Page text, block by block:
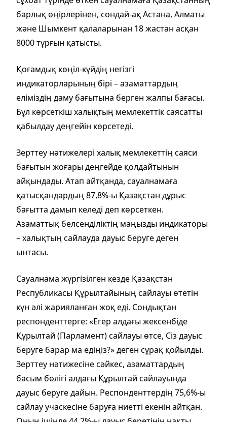
барлық өңірлерінен, сондай-ақ Астана, Алматы
және Шымкент қалаларынан 18 жастан асқан
8000 тұрғын қатысты.
Қоғамдық көңіл-күйдің негізгі
индикаторларының бірі – азаматтардың
еліміздің даму бағытына берген жалпы бағасы.
Бұл көрсеткіш халықтың мемлекеттік саясатты
қабылдау деңгейін көрсетеді.
Зерттеу нәтижелері халық мемлекеттің саяси
бағытын жоғары деңгейде қолдайтынын
айқындады. Атап айтқанда, сауалнамаға
қатысқандардың 87,8%-ы Қазақстан дұрыс
бағытта дамып келеді деп көрсеткен.
Азаматтық белсенділіктің маңызды индикаторы
– халықтың сайлауда дауыс беруге деген
ынтасы.
Сауалнама жүргізілген кезде Қазақстан
Республикасы Құрылтайының сайлауы өтетін
күн әлі жарияланған жоқ еді. Сондықтан
респонденттерге: «Егер алдағы жексенбіде
Құрылтай (Парламент) сайлауы өтсе, Сіз дауыс
беруге барар ма едіңіз?» деген сұрақ қойылды.
Зерттеу нәтижесіне сәйкес, азаматтардың
басым бөлігі алдағы Құрылтай сайлауында
дауыс беруге дайын. Респонденттердің 75,6%-ы
сайлау учаскесіне баруға ниетті екенін айтқан.